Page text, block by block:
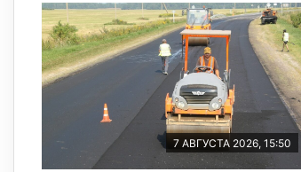
7 АВГУСТА 2026, 15:50